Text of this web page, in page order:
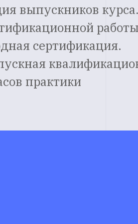
выпускников курса.
сертификация.
практики